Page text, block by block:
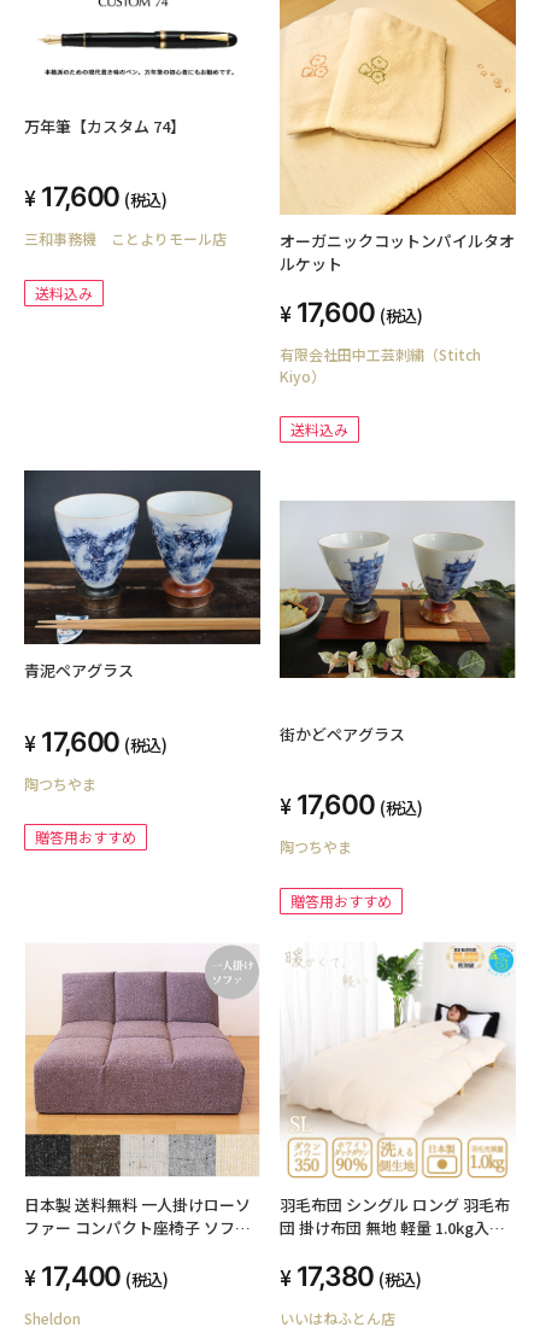
万年筆【カスタム 74】
17,600 (税込)
三和事務機 ことよりモール店
送料込み
オーガニックコットンパイルタオ
ルケット
17,600 (税込)
有限会社田中工芸刺繍（Stitch
Kiyo）
送料込み
青泥ペアグラス
17,600 (税込)
陶つちやま
贈答用おすすめ
街かどペアグラス
17,600 (税込)
陶つちやま
贈答用おすすめ
日本製 送料無料 一人掛けローソ
ファー コンパクト座椅子 ソファ
チェア シンプル ファブリック ナ
チュラル
17,400 (税込)
Sheldon
羽毛布団 シングル ロング 羽毛布
団 掛け布団 無地 軽量 1.0kg入り
羽毛掛布団 羽毛 掛け布団 布団 日
本製 ギフト プレゼント おすすめ
送料無料 3年保証
17,380 (税込)
いいはねふとん店